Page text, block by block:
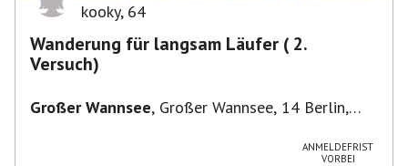
kooky, 64
Wanderung für langsam Läufer ( 2.
Versuch)
Großer Wannsee, Großer Wannsee, 14 Berlin,
ANMELDEFRIST
VORBEI